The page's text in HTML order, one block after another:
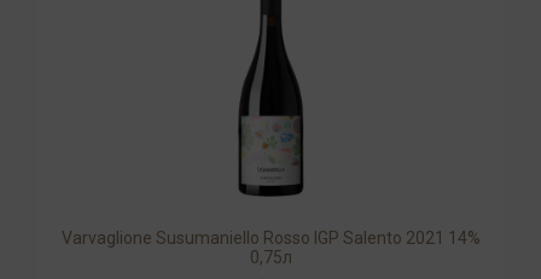
Varvaglione Susumaniello Rosso IGP Salento 2021 14%
0,75л